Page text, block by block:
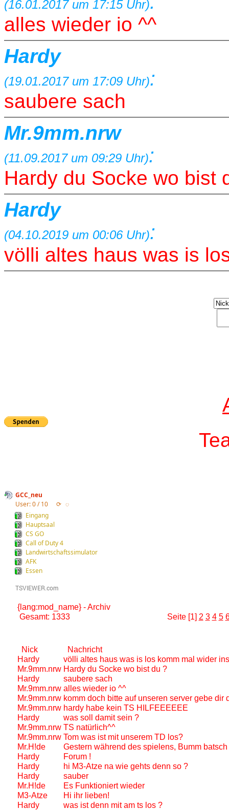
(16.01.2017 um 17:15 Uhr)
alles wieder io ^^
Hardy
(19.01.2017 um 17:09 Uhr):
saubere sach
Mr.9mm.nrw
(11.09.2017 um 09:29 Uhr):
Hardy du Socke wo bist
Hardy
(04.10.2019 um 00:06 Uhr):
völli altes haus was is
T
GCC_neu
User: 0 / 10
⟳ ◌
Eingang
Hauptsaal
CS GO
Call of Duty 4
Landwirtschaftssimulator
AFK
Essen
{lang:mod_name} - Archiv
Gesamt: 1333
Seite [1] 2 3 4 5
Nick
Nachricht
Hardy
völli altes haus was is los komm mal wider
Mr.9mm.nrw Hardy du Socke wo bist du ?
Hardy
saubere sach
Mr.9mm.nrw alles wieder io ^^
Mr.9mm.nrw komm doch bitte auf unseren server gebe dir
Mr.9mm.nrw hardy habe kein TS HILFEEEEEE
Hardy
was soll damit sein ?
Mr.9mm.nrw TS natürlich^^
Mr.9mm.nrw Tom was ist mit unserem TD los?
Mr.H!de
Gestern während des spielens, Bumm
Hardy
Forum !
Hardy
hi M3-Atze na wie gehts denn so ?
Hardy
sauber
Mr.H!de
Es Funktioniert wieder
M3-Atze
Hi ihr lieben!
Hardy
was ist denn mit am ts los ?